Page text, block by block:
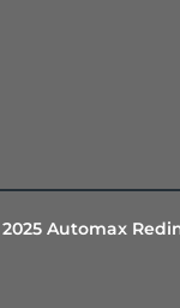
Automax